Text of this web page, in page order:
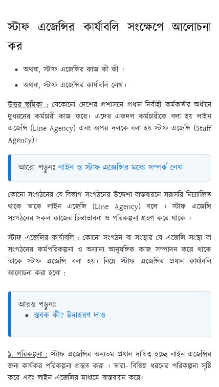
স্টাফ এজেন্সির কার্যাবলি সংক্ষেপে আলোচনা
কর
অথবা, স্টাফ এজেন্সির কাজ কী কী ।
অথবা, স্টাফ এজেন্সির কার্যাবলি লেখ।
উত্তর ভূমিকা :যেকোনো দেশের প্রশাসনে প্রধান নির্বাহী কর্মকর্তার অধীনে
দুধরনের কর্মচারী কাজ করে। এদের একদল কর্মচারীকে বলা হয় লাইন
এজেন্সি (Line Agency) এবং অপর দলকে বলা হয় স্টাফ এজেন্সি (Staff
Agency)।
আরো পড়ুনঃলাইন ও স্টাফ এজেন্সির মধ্যে সম্পর্ক লেখ
কোনো সংগঠনের যে বিভাগ সংগঠনের উদ্দেশ্য বাস্তবায়নে সরাসরি নিয়োজিত
থাকে তাকে লাইন এজেন্সি (Line Agency) বলে । স্টাফ এজেন্সি
সংগঠনের সকল কাজের চিন্তাভাবনা ও পরিকল্পনা গ্রহণ করে থাকে ।
স্টাফ এজেন্সির কার্যাবলি :কোনো সংগঠন বা সংস্থার যে এজেন্সি সংস্থা বা
সংগঠনের কর্মপরিকল্পনা ও অন্যান্য আনুষঙ্গিক কাজ সম্পাদন করে থাকে
তাকে স্টাফ এজেন্সি বলা হয়। নিম্নে স্টাফ এজেন্সির প্রধান কার্যাবলি
আলোচনা করা হলো :
আরও পড়ুনঃ
স্তবক কী? উদাহরণ দাও
১. পরিকল্পনা : স্টাফ এজেন্সির অন্যতম প্রধান দায়িত্ব হচ্ছে লাইন এজেন্সির
জন্য কার্যকর পরিকল্পনা প্রস্তুত করা । তারা- বিভিন্ন ধরনের পরিকল্পনা সৃষ্টি
করে এবং লাইন এজেন্সির মাধ্যমে বাস্তবায়ন করে।